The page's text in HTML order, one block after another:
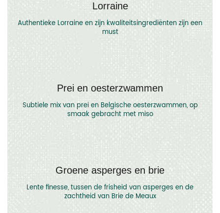
Lorraine
Authentieke Lorraine en zijn kwaliteitsingrediënten zijn een
must
Prei en oesterzwammen
Subtiele mix van prei en Belgische oesterzwammen, op
smaak gebracht met miso
Groene asperges en brie
Lente finesse, tussen de frisheid van asperges en de
zachtheid van Brie de Meaux